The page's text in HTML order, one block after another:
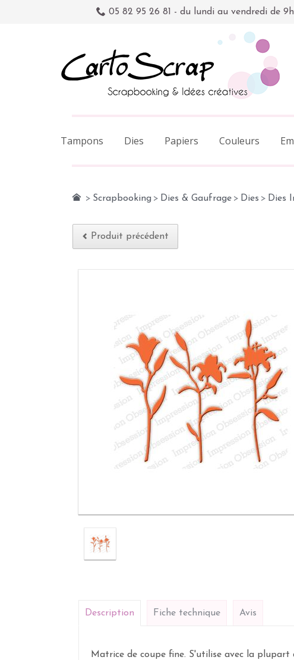
05 82 95 26 81 - du lundi au vendredi de
Tampons Dies Papiers Couleurs
> Scrapbooking > Dies & Gaufrage > Dies > Dies
Produit précédent
Description Fiche technique Avis
Matrice de coupe fine. S'utilise avec la